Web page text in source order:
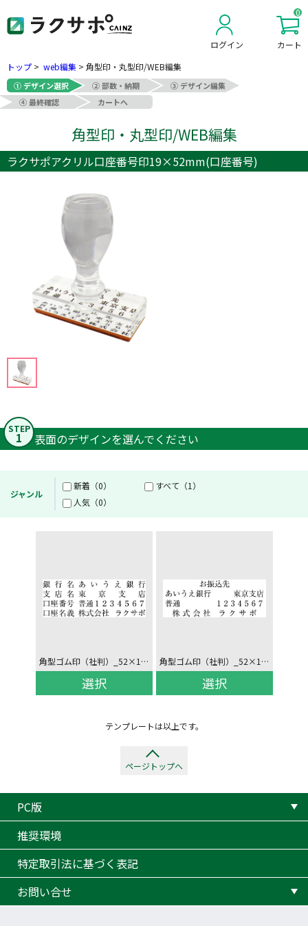
ログイン
0
カート
トップ > web編集 > 角型印・丸型印/WEB編集
① デザイン選択 ② 部数・納期
③ デザイン編集
④ 最終確認
カートへ
角型印・丸型印/WEB編集
ラクサポアクリル口座番号印19×52mm(口座番号)
STEP
1 表面のデザインを選んでください
ジャンル
新着（0）
人気（0）
すべて（1）
角型ゴム印（社判）_52×19mm_4行(口座番号)_ヨコ_2
選択
角型ゴム印（社判）_52×19mm_4行(口座番号)_ヨコ
選択
テンプレートは以上です。
ページトップへ
PC版
推奨環境
特定取引法に基づく表記
お問い合せ